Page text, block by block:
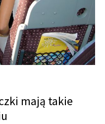
mają takie